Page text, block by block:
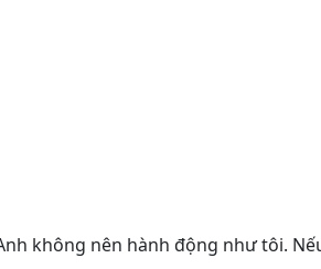
không nên hành động như tôi.